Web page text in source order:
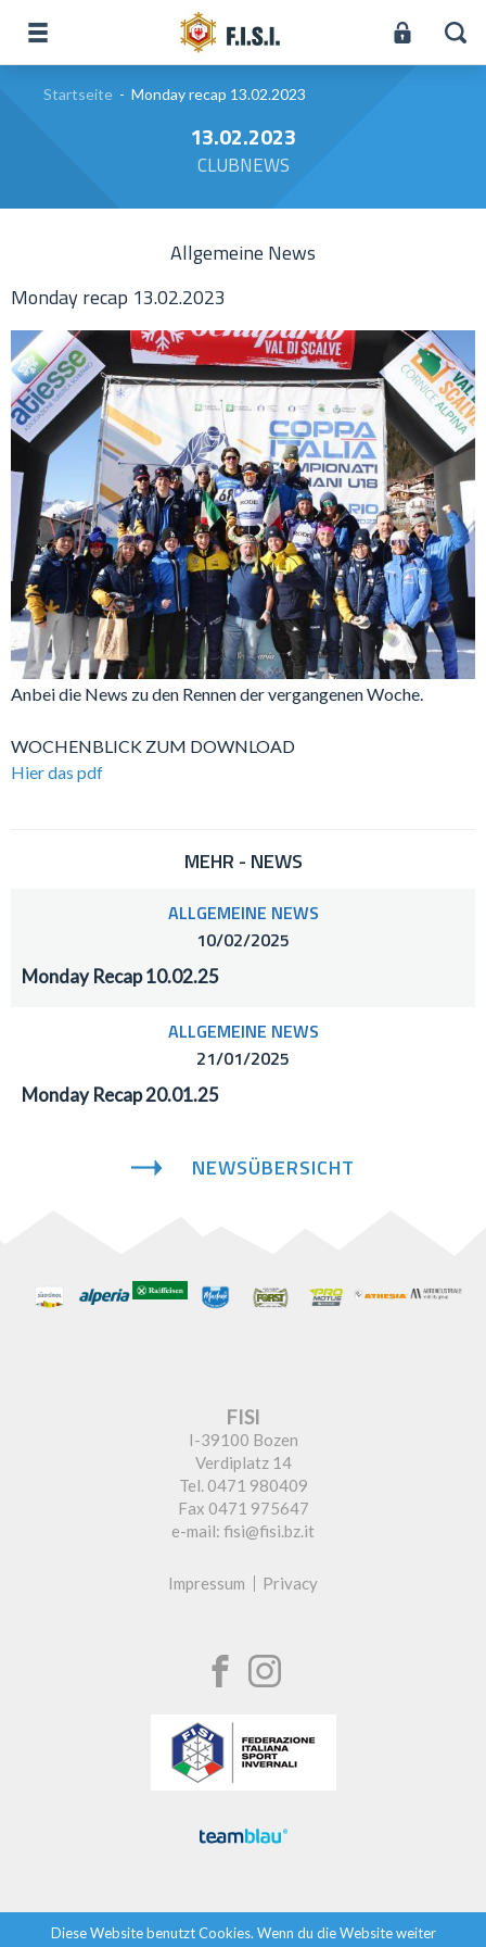
Startseite - Monday recap 13.02.2023
13.02.2023
CLUBNEWS
Allgemeine News
Monday recap 13.02.2023
Anbei die News zu den Rennen der vergangenen Woche.
WOCHENBLICK ZUM DOWNLOAD
Hier das pdf
MEHR - NEWS
ALLGEMEINE NEWS
10/02/2025
Monday Recap 10.02.25
ALLGEMEINE NEWS
21/01/2025
Monday Recap 20.01.25
NEWSÜBERSICHT
FISI
I-39100 Bozen
Verdiplatz 14
Tel. 0471 980409
Fax 0471 975647
e-mail: fisi@fisi.bz.it
Impressum Privacy
Diese Website benutzt Cookies. Wenn du die Website weiter